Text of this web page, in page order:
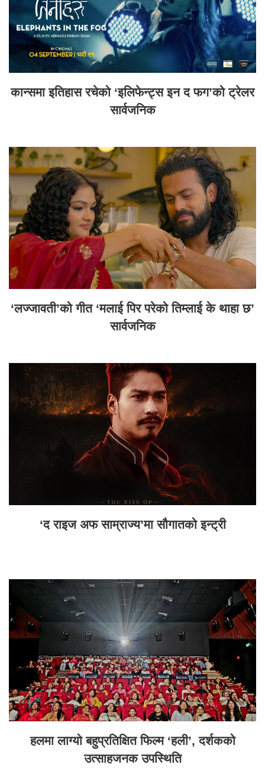
कान्समा इतिहास रचेको ‘इलिफेन्ट्स इन द फग’को ट्रेलर
सार्वजनिक
‘लज्जावती’को गीत ‘मलाई पिर परेको तिम्लाई के थाहा छ’
सार्वजनिक
‘द राइज अफ साम्राज्य’मा सौगातको इन्ट्री
हलमा लाग्यो बहुप्रतिक्षित फिल्म ‘हली’, दर्शकको
उत्साहजनक उपस्थिति